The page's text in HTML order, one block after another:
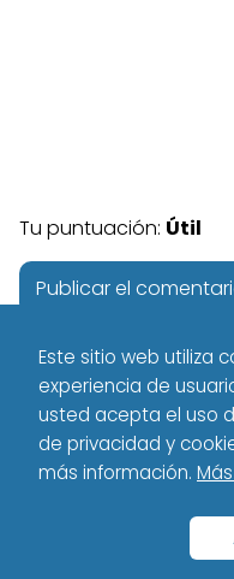
Tu puntuación: Útil
Tecnología - Technology
Este sitio web utiliza
experiencia de
usted acepta el uso
de privacidad y
más información.